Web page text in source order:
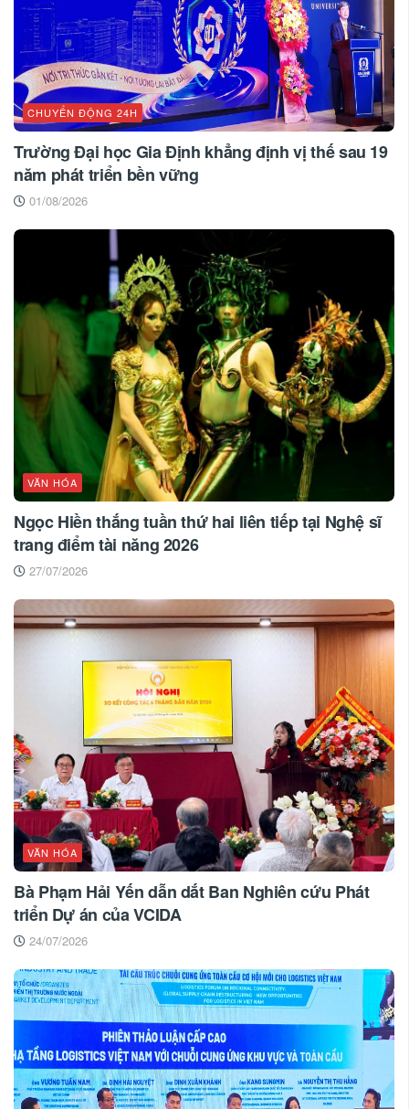
CHUYỂN ĐỘNG 24H
Trường Đại học Gia Định khẳng định vị thế sau 19
năm phát triển bền vững
01/08/2026
VĂN HÓA
Ngọc Hiền thắng tuần thứ hai liên tiếp tại Nghệ sĩ
trang điểm tài năng 2026
27/07/2026
VĂN HÓA
Bà Phạm Hải Yến dẫn dắt Ban Nghiên cứu Phát
triển Dự án của VCIDA
24/07/2026